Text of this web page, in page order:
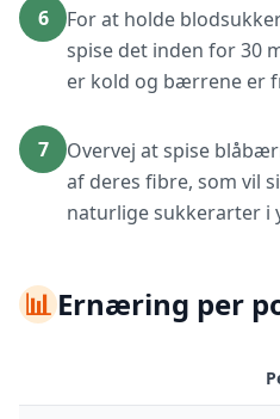
6
For at holde
spise det inden for 30
er kold og bærrene er
7
Overvej at spise
af deres fibre, som vil
naturlige sukkerarter i
📊Ernæring per